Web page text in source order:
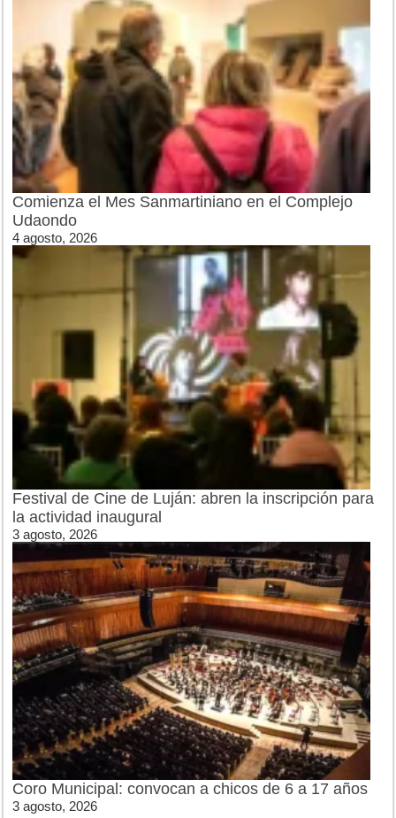
Comienza el Mes Sanmartiniano en el Complejo
Udaondo
4 agosto, 2026
Festival de Cine de Luján: abren la inscripción para
la actividad inaugural
3 agosto, 2026
Coro Municipal: convocan a chicos de 6 a 17 años
3 agosto, 2026